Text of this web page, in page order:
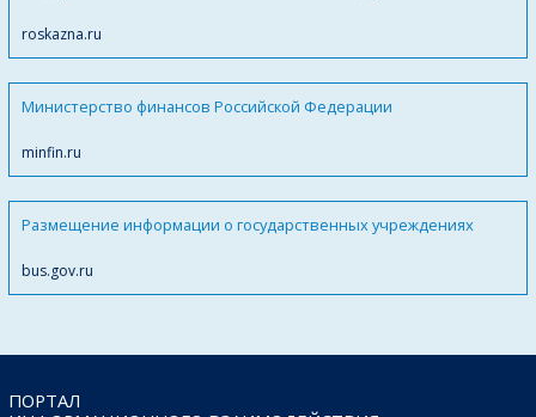
roskazna.ru
Министерство финансов Российской Федерации
minfin.ru
Размещение информации о государственных учреждениях
bus.gov.ru
ПОРТАЛ